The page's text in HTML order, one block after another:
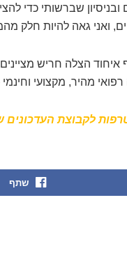
ובניסיון שברשותי כדי
ואני גאה להיות חלק
איחוד הצלה חריש
מהיר, מקצועי
לקבוצת העדכונים
שתף